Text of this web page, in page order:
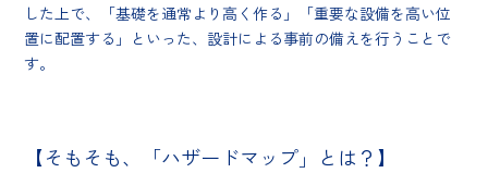
した上で、「基礎を通常より高く作る」「重要な設備を高い位
置に配置する」といった、設計による事前の備えを行うことで
す。
【そもそも、「ハザードマップ」とは？】